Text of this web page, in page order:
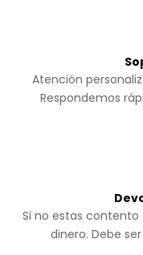
Atención
Respondemos
Si no estas
dinero. Debe